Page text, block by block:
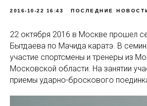
2016-10-22 16:43 ПОСЛЕДНИЕ
22 октября 2016 в Москве прошел
Бытдаева по Мачида каратэ. В
участие спортсмены и тренеры из
Московской области. На занятии
приемы ударно-броскового